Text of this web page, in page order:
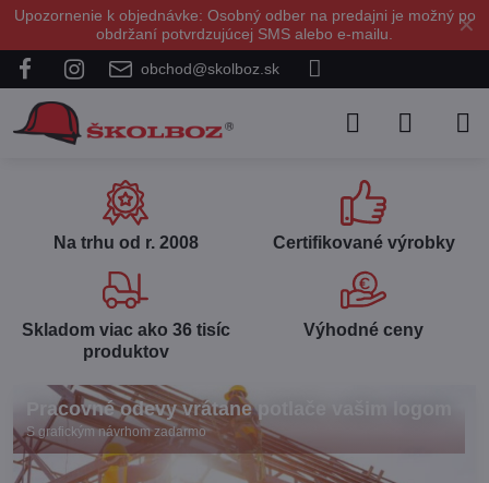
✕
Upozornenie k objednávke: Osobný odber na predajni je možný po
obdržaní potvrdzujúcej SMS alebo e-mailu.
obchod@skolboz.sk
Na trhu od r​. 2008 Certifikované výrobky
Skladom viac ako 36 tisíc
produktov
Výhodné ceny
Pracovné odevy vrátane potlače vašim logom
S grafickým návrhom zadarmo